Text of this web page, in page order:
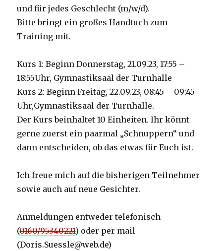
und für jedes Geschlecht (m/w/d).
Bitte bringt ein großes Handtuch zum
Training mit.
Kurs 1: Beginn Donnerstag,21.09.23, 17:55 –
18:55Uhr, Gymnastiksaal der Turnhalle
Kurs 2: BeginnFreitag,22.09.23, 08:45 – 09:45
Uhr,Gymnastiksaal der Turnhalle.
Der Kurs beinhaltet 10 Einheiten.Ihr könnt
gerne zuerst ein paarmal „Schnuppern“ und
dann entscheiden, ob das etwas für Euch ist.
Ich freue mich auf die bisherigen Teilnehmer
sowie auch auf neue Gesichter.
Anmeldungen entweder telefonisch
(0160/95340221) oder per mail
(Doris.Suessle@web.de)